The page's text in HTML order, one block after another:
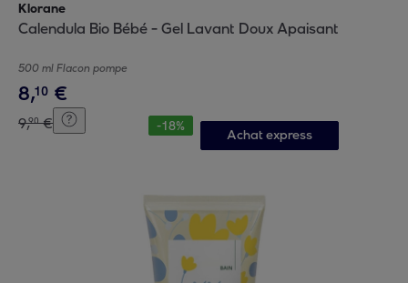
Klorane
Calendula Bio Bébé - Gel Lavant Doux Apaisant
500 ml Flacon pompe
8,10 €
9,90 € -18%
Achat express